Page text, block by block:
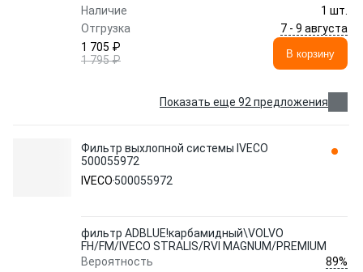
Наличие
1 шт.
Отгрузка
7 - 9 августа
1 705 ₽
1 795 ₽
В корзину
Показать еще 92 предложения
Фильтр выхлопной системы IVECO
500055972
IVECO 500055972
фильтр ADBLUE!карбамидный\VOLVO
FH/FM/IVECO STRALIS/RVI MAGNUM/PREMIUM
Вероятность
89%